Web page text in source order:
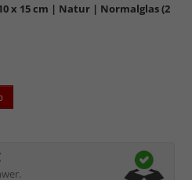
und hitzebeständig
Grünfärbung
, wodurch es im
dezenten Grünschimmer
x 15 cm | Natur | Normalglas (2